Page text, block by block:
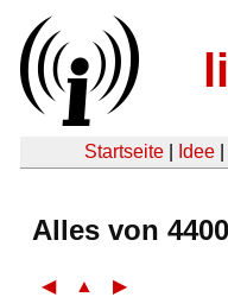
Startseite Idee
Alles von
◀ ▲ ▶